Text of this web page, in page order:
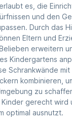
es, die
und den
Durch das
Eltern und
erweitern
Kindergartens
Schrankwände mit
kombinieren,
zu
gerecht wird
optimal ausnutzt.